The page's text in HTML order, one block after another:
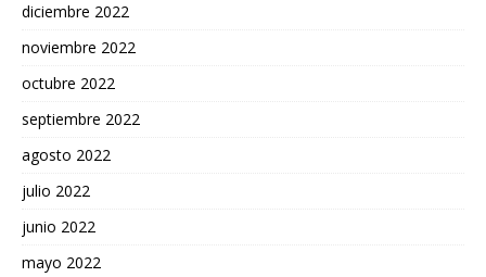
diciembre 2022
noviembre 2022
octubre 2022
septiembre 2022
agosto 2022
julio 2022
junio 2022
mayo 2022